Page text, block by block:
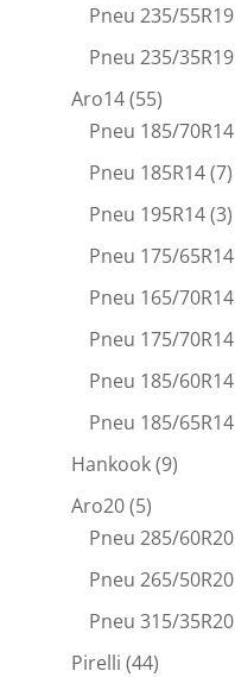
Pneu 235/55R19
Pneu 235/35R19
Aro14(55)
Pneu 185/70R14
Pneu 185R14(7)
Pneu 195R14(3)
Pneu 175/65R14
Pneu 165/70R14
Pneu 175/70R14
Pneu 185/60R14
Pneu 185/65R14
Hankook(9)
Aro20(5)
Pneu 285/60R20
Pneu 265/50R20
Pneu 315/35R20
Pirelli (44)